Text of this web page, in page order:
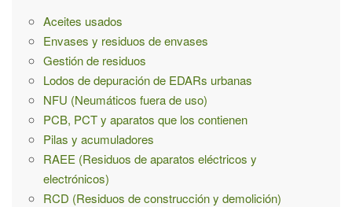
Aceites usados
Envases y residuos de envases
Gestión de residuos
Lodos de depuración de EDARs urbanas
NFU (Neumáticos fuera de uso)
PCB, PCT y aparatos que los contienen
Pilas y acumuladores
RAEE (Residuos de aparatos eléctricos y
electrónicos)
RCD (Residuos de construcción y demolición)